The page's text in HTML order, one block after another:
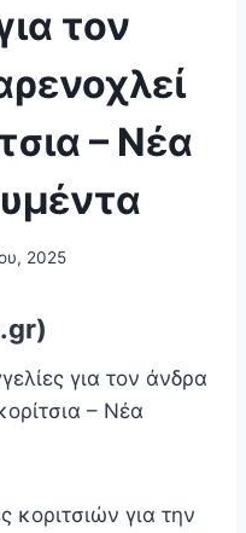
τον
– Νέα
2025
για τον άνδρα
– Νέα
κοριτσιών για την